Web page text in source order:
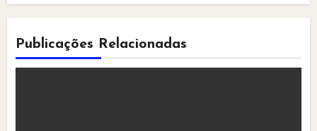
Publicações Relacionadas